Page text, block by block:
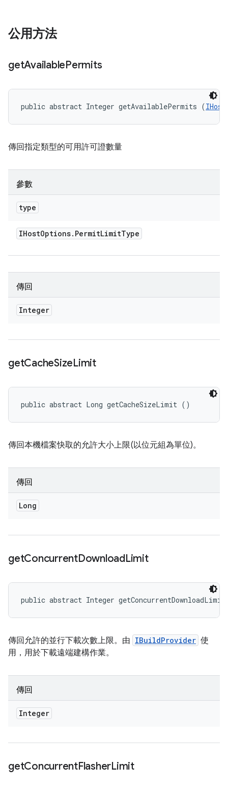
公用方法
getAvailablePermits
public abstract Integer getAvailablePermits (
傳回指定類型的可用許可證數量
參數
type
IHostOptions. PermitLimitType
傳回
Integer
getCacheSizeLimit
public abstract Long getCacheSizeLimit ()
傳回本機檔案快取的允許大小上限(以位元組為單位)。
傳回
Long
getConcurrentDownloadLimit
public abstract Integer
傳回允許的並行下載次數上限。由 IBuildProvider 使
用，用於下載遠端建構作業。
傳回
Integer
getConcurrentFlasherLimit